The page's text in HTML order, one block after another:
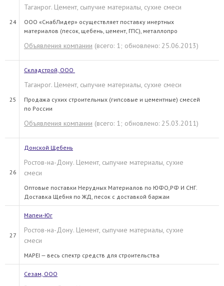
24
Таганрог. Цемент, сыпучие материалы, сухие смеси
ООО «СнабЛидер» осуществляет поставку инертных
материалов (песок, щебень, цемент, ГПС), металлопро
Объявления компании (всего: 1; обновлено: 25.06.2013)
25
Складстрой, ООО
Таганрог. Цемент, сыпучие материалы, сухие смеси
Продажа сухих строительных (гипсовые и цементные) смесей
по России
Объявления компании (всего: 1; обновлено: 25.03.2011)
26
Донской Щебень
Ростов-на-Дону. Цемент, сыпучие материалы, сухие
смеси
Оптовые поставки Нерудных Материалов по ЮФО,РФ И СНГ.
Доставка Щебня по ЖД, песок с доставкой баржаи
27
Мапеи-Юг
Ростов-на-Дону. Цемент, сыпучие материалы, сухие
смеси
MAPEI — весь спектр средств для строительства
Сезам, ООО